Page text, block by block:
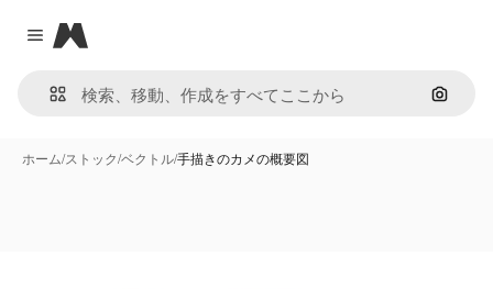
Close menu
Magnific
画像で
ホーム/ストック/ベクトル/手描きのカメの概要図